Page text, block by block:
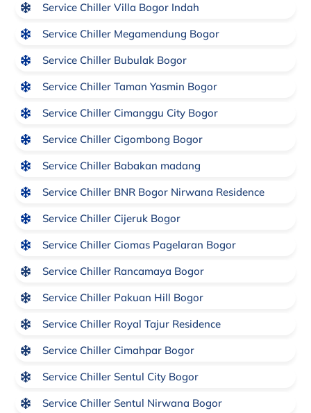
Service Chiller Villa Bogor Indah
Service Chiller Megamendung Bogor
Service Chiller Bubulak Bogor
Service Chiller Taman Yasmin Bogor
Service Chiller Cimanggu City Bogor
Service Chiller Cigombong Bogor
Service Chiller Babakan madang
Service Chiller BNR Bogor Nirwana Residence
Service Chiller Cijeruk Bogor
Service Chiller Ciomas Pagelaran Bogor
Service Chiller Rancamaya Bogor
Service Chiller Pakuan Hill Bogor
Service Chiller Royal Tajur Residence
Service Chiller Cimahpar Bogor
Service Chiller Sentul City Bogor
Service Chiller Sentul Nirwana Bogor